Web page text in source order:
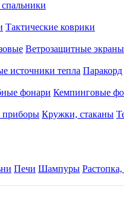
Тактические коврики
Ветрозащитные экраны
источники тепла Паракорд
фонари Кемпинговые
приборы Кружки, стаканы
Печи Шампуры